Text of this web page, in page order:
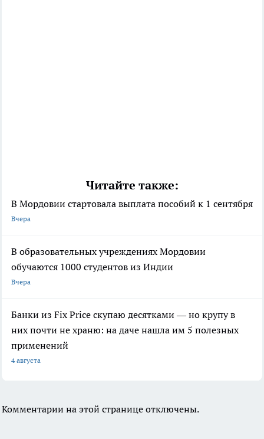
Читайте также:
В Мордовии стартовала выплата пособий к 1 сентября
Вчера
В образовательных учреждениях Мордовии
обучаются 1000 студентов из Индии
Вчера
Банки из Fix Price скупаю десятками — но крупу в
них почти не храню: на даче нашла им 5 полезных
применений
4 августа
Комментарии на этой странице отключены.